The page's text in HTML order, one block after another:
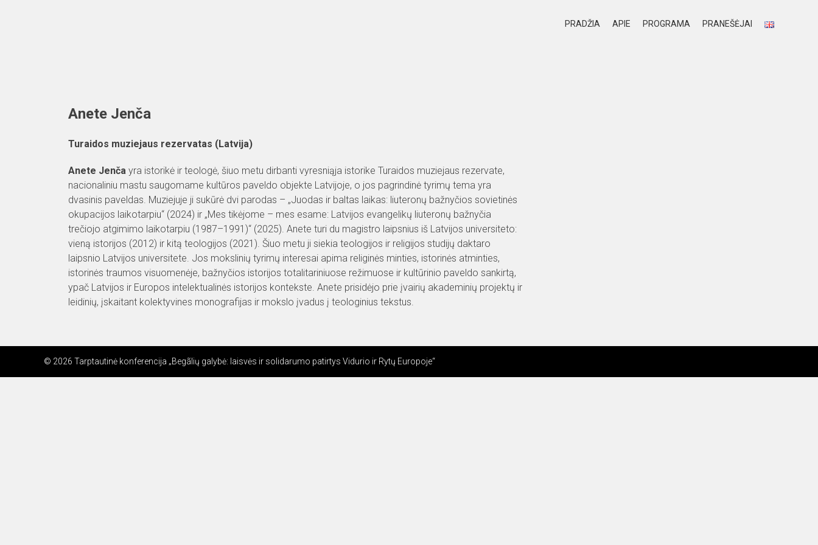
PRADŽIA APIE PROGRAMA PRANEŠĖJAI
Anete Jenča
Turaidos muziejaus rezervatas (Latvija)
Anete Jenča yra istorikė ir teologė, šiuo metu dirbanti vyresniąja istorike Turaidos muziejaus rezervate,
nacionaliniu mastu saugomame kultūros paveldo objekte Latvijoje, o jos pagrindinė tyrimų tema yra
dvasinis paveldas. Muziejuje ji sukūrė dvi parodas – „Juodas ir baltas laikas: liuteronų bažnyčios sovietinės
okupacijos laikotarpiu“ (2024) ir „Mes tikėjome – mes esame: Latvijos evangelikų liuteronų bažnyčia
trečiojo atgimimo laikotarpiu (1987–1991)“ (2025). Anete turi du magistro laipsnius iš Latvijos universiteto:
vieną istorijos (2012) ir kitą teologijos (2021). Šiuo metu ji siekia teologijos ir religijos studijų daktaro
laipsnio Latvijos universitete. Jos mokslinių tyrimų interesai apima religinės minties, istorinės atminties,
istorinės traumos visuomenėje, bažnyčios istorijos totalitariniuose režimuose ir kultūrinio paveldo sankirtą,
ypač Latvijos ir Europos intelektualinės istorijos kontekste. Anete prisidėjo prie įvairių akademinių projektų ir
leidinių, įskaitant kolektyvines monografijas ir mokslo įvadus į teologinius tekstus.
© 2026 Tarptautinė konferencija „Begãlių galybė: laisvės ir solidarumo patirtys Vidurio ir Rytų Europoje“